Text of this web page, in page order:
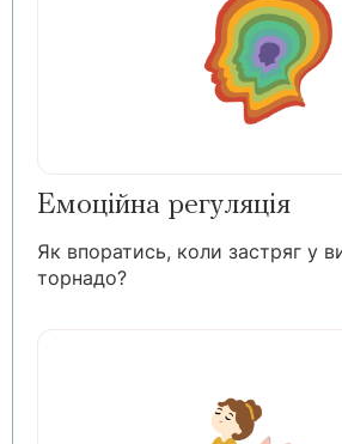
Емоційна регуляція
Як впоратись, коли застряг у
торнадо?